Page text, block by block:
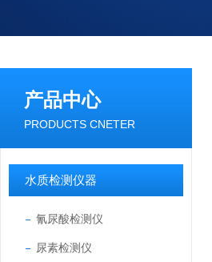
产品中心
PRODUCTS CNETER
水质检测仪器
氰尿酸检测仪
尿素检测仪